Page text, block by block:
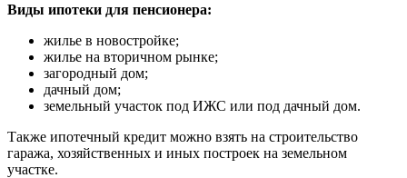
Виды ипотеки для пенсионера:
жилье в новостройке;
жилье на вторичном рынке;
загородный дом;
дачный дом;
земельный участок под ИЖС или под дачный дом.
Также ипотечный кредит можно взять на строительство
гаража, хозяйственных и иных построек на земельном
участке.